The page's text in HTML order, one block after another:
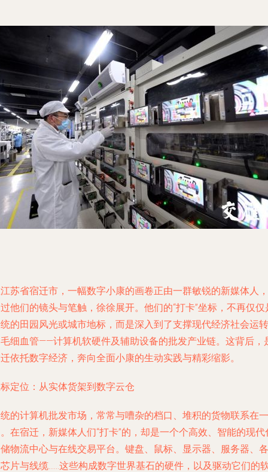
苏省宿迁市，一幅数字小康的画卷正由一群敏锐的新媒体人，
他们的镜头与笔触，徐徐展开。他们的“打卡”坐标，不再仅仅
的田园风光或城市地标，而是深入到了支撑现代经济社会运转
细血管——计算机软硬件及辅助设备的批发产业链。这背后，
依托数字经济，奔向全面小康的生动实践与精彩缩影。
定位：从实体货架到数字云仓
的计算机批发市场，常常与嘈杂的档口、堆积的货物联系在一
在宿迁，新媒体人们“打卡”的，却是一个个高效、智能的现代
物流中心与在线交易平台。键盘、鼠标、显示器、服务器、各
片与线缆……这些构成数字世界基石的硬件，以及驱动它们的